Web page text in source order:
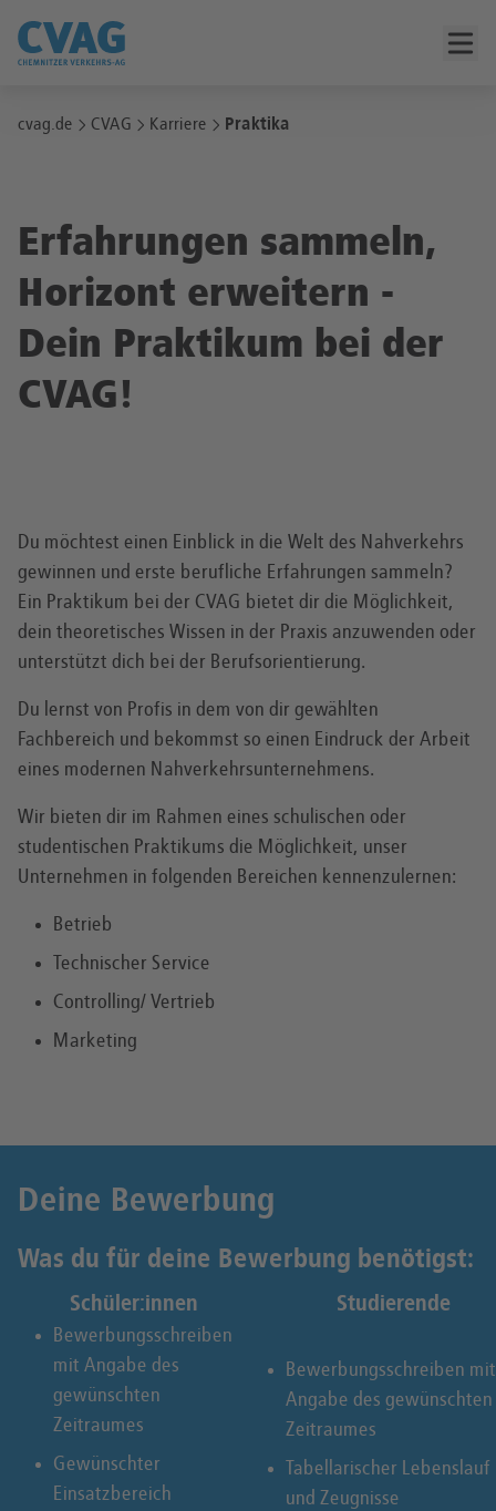
cvag.de CVAG Karriere Praktika
Erfahrungen sammeln,
Horizont erweitern -
Dein Praktikum bei der
CVAG!
Du möchtest einen Einblick in die Welt des Nahverkehrs
gewinnen und erste berufliche Erfahrungen sammeln?
Ein Praktikum bei der CVAG bietet dir die Möglichkeit,
dein theoretisches Wissen in der Praxis anzuwenden oder
unterstützt dich bei der Berufsorientierung.
Du lernst von Profis in dem von dir gewählten
Fachbereich und bekommst so einen Eindruck der Arbeit
eines modernen Nahverkehrsunternehmens.
Wir bieten dir im Rahmen eines schulischen oder
studentischen Praktikums die Möglichkeit, unser
Unternehmen in folgenden Bereichen kennenzulernen:
Betrieb
Technischer Service
Controlling/ Vertrieb
Marketing
Deine Bewerbung
Was du für deine Bewerbung benötigst:
Schüler:innen Studierende
Bewerbungsschreiben
mit Angabe des
gewünschten
Zeitraumes
Gewünschter
Einsatzbereich
Bewerbungsschreiben mit
Angabe des gewünschten
Zeitraumes
Tabellarischer Lebenslauf
und Zeugnisse